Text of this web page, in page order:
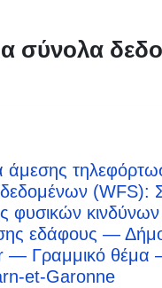
d126-418f-9bf4-
41c7-bb09-
Πόρος:
http://
codelist/
σύνολα
άμεσης
(WFS):
φυσικών κινδύνων
εδάφους —
— Γραμμικό θέμα
et-Garonne